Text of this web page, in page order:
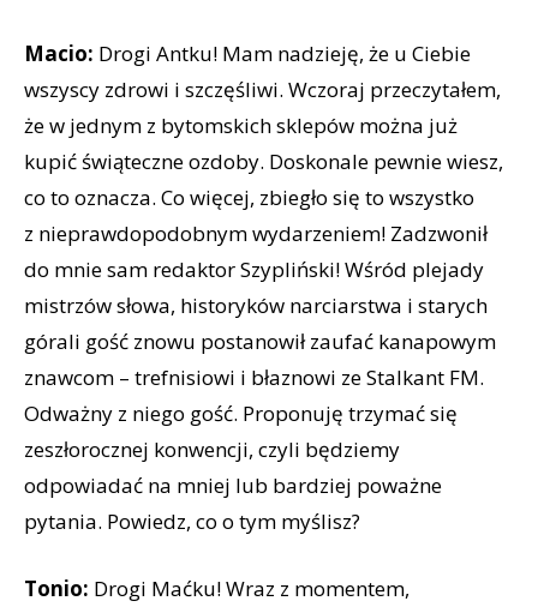
Macio: Drogi Antku! Mam nadzieję, że u Ciebie
wszyscy zdrowi i szczęśliwi. Wczoraj przeczytałem,
że w jednym z bytomskich sklepów można już
kupić świąteczne ozdoby. Doskonale pewnie wiesz,
co to oznacza. Co więcej, zbiegło się to wszystko
z nieprawdopodobnym wydarzeniem! Zadzwonił
do mnie sam redaktor Szypliński! Wśród plejady
mistrzów słowa, historyków narciarstwa i starych
górali gość znowu postanowił zaufać kanapowym
znawcom – trefnisiowi i błaznowi ze Stalkant FM.
Odważny z niego gość. Proponuję trzymać się
zeszłorocznej konwencji, czyli będziemy
odpowiadać na mniej lub bardziej poważne
pytania. Powiedz, co o tym myślisz?
Tonio: Drogi Maćku! Wraz z momentem,